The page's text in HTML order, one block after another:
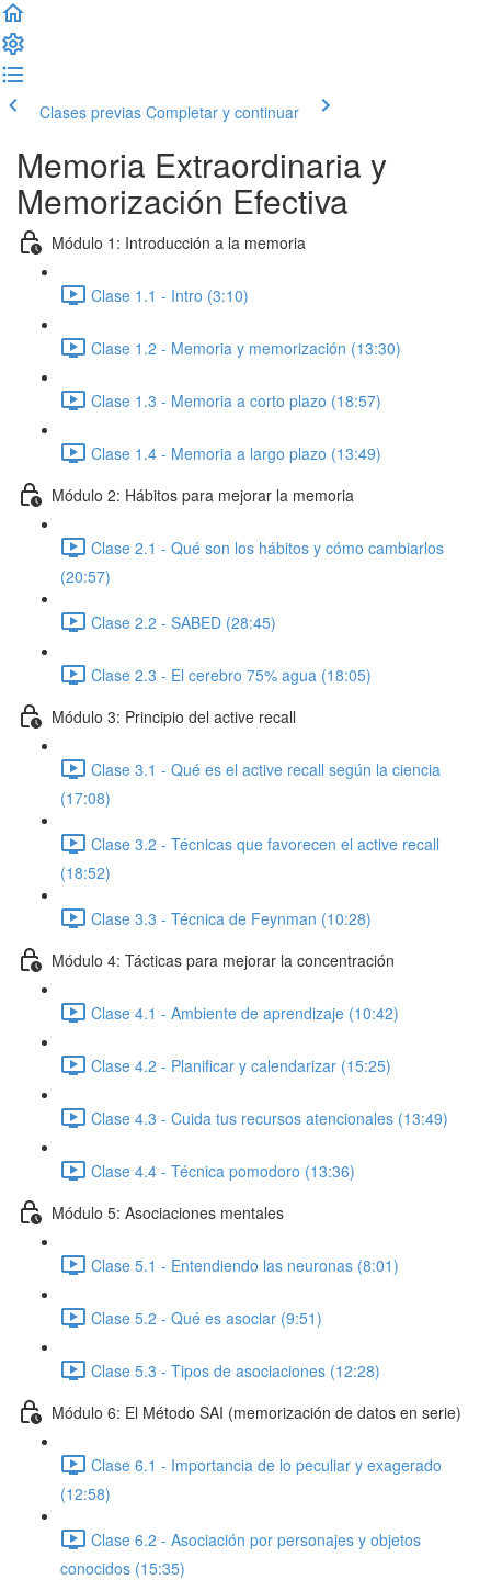
Clases previas Completar y continuar
Memoria Extraordinaria y
Memorización Efectiva
Módulo 1: Introducción a la memoria
Clase 1.1 - Intro (3:10)
Clase 1.2 - Memoria y memorización (13:30)
Clase 1.3 - Memoria a corto plazo (18:57)
Clase 1.4 - Memoria a largo plazo (13:49)
Módulo 2: Hábitos para mejorar la memoria
Clase 2.1 - Qué son los hábitos y cómo cambiarlos
(20:57)
Clase 2.2 - SABED (28:45)
Clase 2.3 - El cerebro 75% agua (18:05)
Módulo 3: Principio del active recall
Clase 3.1 - Qué es el active recall según la ciencia
(17:08)
Clase 3.2 - Técnicas que favorecen el active recall
(18:52)
Clase 3.3 - Técnica de Feynman (10:28)
Módulo 4: Tácticas para mejorar la concentración
Clase 4.1 - Ambiente de aprendizaje (10:42)
Clase 4.2 - Planificar y calendarizar (15:25)
Clase 4.3 - Cuida tus recursos atencionales (13:49)
Clase 4.4 - Técnica pomodoro (13:36)
Módulo 5: Asociaciones mentales
Clase 5.1 - Entendiendo las neuronas (8:01)
Clase 5.2 - Qué es asociar (9:51)
Clase 5.3 - Tipos de asociaciones (12:28)
Módulo 6: El Método SAI (memorización de datos en serie)
Clase 6.1 - Importancia de lo peculiar y exagerado
(12:58)
Clase 6.2 - Asociación por personajes y objetos
conocidos (15:35)